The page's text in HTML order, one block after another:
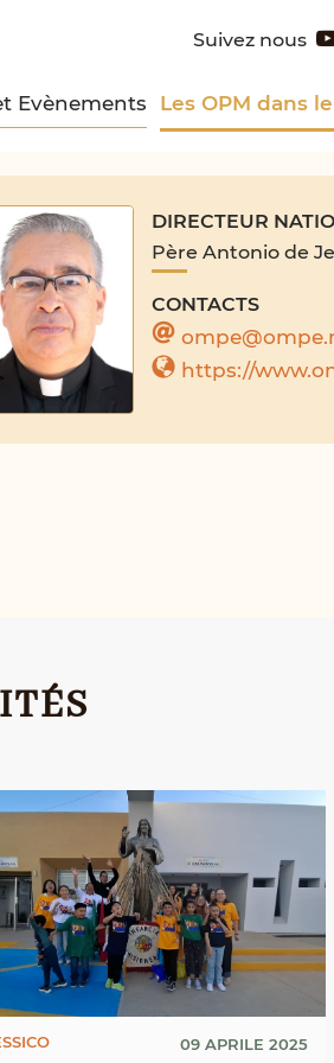
Suivez nous
Evènements Les OPM dans
DIRECTEUR
Père Antonio de
CONTACTS
https://
09 APRILE 2025